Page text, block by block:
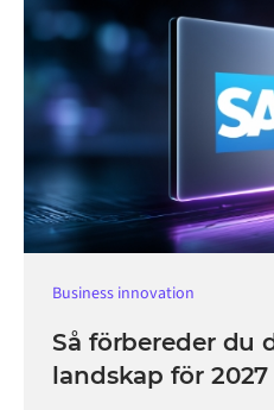
Business innovation
Så förbereder du
landskap för 2027